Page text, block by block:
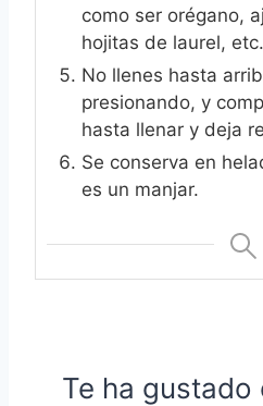
como ser orégano,
hojitas de laurel, etc.
No llenes hasta
presionando, y
hasta llenar y deja
Se conserva en
es un manjar.
Te ha gustado